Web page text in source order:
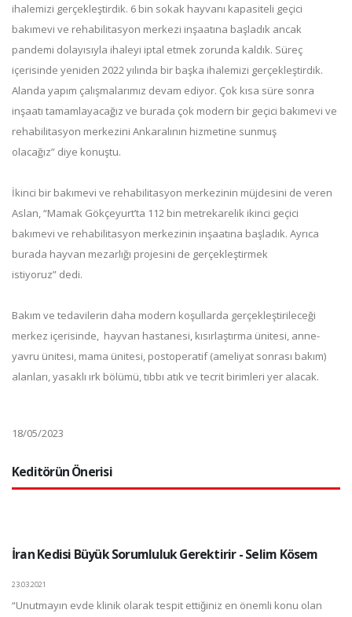
ihalemizi gerçekleştirdik. 6 bin sokak hayvanı kapasiteli geçici
bakımevi ve rehabilitasyon merkezi inşaatına başladık ancak
pandemi dolayısıyla ihaleyi iptal etmek zorunda kaldık. Süreç
içerisinde yeniden 2022 yılında bir başka ihalemizi gerçekleştirdik.
Alanda yapım çalışmalarımız devam ediyor. Çok kısa süre sonra
inşaatı tamamlayacağız ve burada çok modern bir geçici bakımevi ve
rehabilitasyon merkezini Ankaralının hizmetine sunmuş
olacağız” diye konuştu.
İkinci bir bakımevi ve rehabilitasyon merkezinin müjdesini de veren
Aslan, “Mamak Gökçeyurt’ta 112 bin metrekarelik ikinci geçici
bakımevi ve rehabilitasyon merkezinin inşaatına başladık. Ayrıca
burada hayvan mezarlığı projesini de gerçekleştirmek
istiyoruz” dedi.
Bakım ve tedavilerin daha modern koşullarda gerçekleştirileceği
merkez içerisinde, hayvan hastanesi, kısırlaştırma ünitesi, anne-
yavru ünitesi, mama ünitesi, postoperatif (ameliyat sonrası bakım)
alanları, yasaklı ırk bölümü, tıbbı atık ve tecrit birimleri yer alacak.
18/05/2023
Keditörün Önerisi
İran Kedisi Büyük Sorumluluk Gerektirir - Selim Kösem
23.03.2021
“Unutmayın evde klinik olarak tespit ettiğiniz en önemli konu olan